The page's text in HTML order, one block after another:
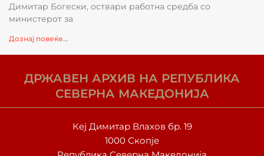
Димитар Богески, оствари работна средба со
министерот за
Дознај повеќе...
ДРЖАВЕН АРХИВ НА РЕПУБЛИКА
СЕВЕРНА МАКЕДОНИЈА
Кеј Димитар Влахов бр. 19
1000 Скопје